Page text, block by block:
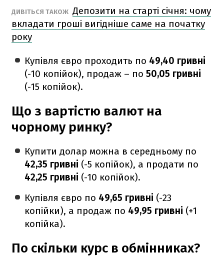
ДИВІТЬСЯ ТАКОЖ Депозити на старті січня: чому
вкладати гроші вигідніше саме на початку
року
Купівля євро проходить по 49,40 гривні
(-10 копійок), продаж – по50,05 гривні
(-15 копійок).
Що з вартістю валют на
чорному ринку?
Купити долар можна в середньому по
42,35 гривні (-5 копійок), а продати по
42,25 гривні (-10 копійок).
Купівля євро по 49,65 гривні (-23
копійки), а продаж по 49,95 гривні (+1
копійка).
По скільки курс в обмінниках?